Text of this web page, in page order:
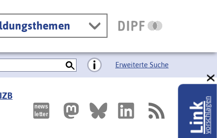
Erweiterte Suche
Linkvorschlagen